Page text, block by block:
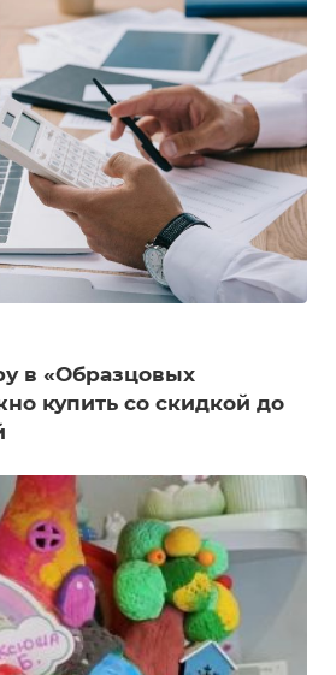
в «Образцовых
купить со скидкой до